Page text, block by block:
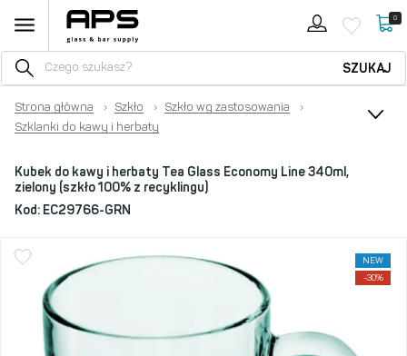
0
SZUKAJ
Strona główna › Szkło › Szkło wg zastosowania
›
Szklanki do kawy i herbaty
Kubek do kawy i herbaty Tea Glass Economy Line 340ml,
zielony (szkło 100% z recyklingu)
Kod: EC29766-GRN
NEW
-30%